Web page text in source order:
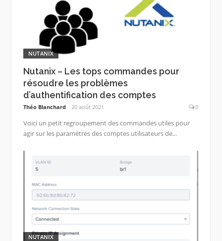
NUTANIX
Nutanix – Les tops commandes pour
résoudre les problèmes
d’authentification des comptes
Théo Blanchard 20 août 2021 0
Voici un petit regroupement des commandes utiles pour
agir sur les paramètres des comptes utilisateurs de...
NUTANIX